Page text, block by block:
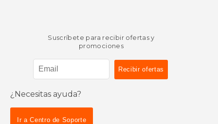
15%
Suscríbete para recibir ofertas y
promociones
¿Necesitas ayuda?
Ir a Centro de Soporte